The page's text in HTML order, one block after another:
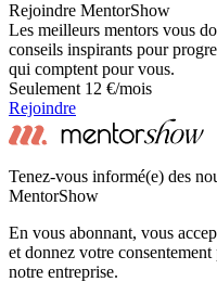
Rejoindre MentorShow
Les meilleurs mentors vous
conseils inspirants pour
qui comptent pour vous.
Seulement 12 €/mois
Rejoindre
Tenez-vous informé(e) des
MentorShow
En vous abonnant, vous
et donnez votre
notre entreprise.